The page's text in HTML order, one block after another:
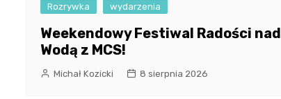
Rozrywka wydarzenia
Weekendowy Festiwal Radości nad
Wodą z MCS!
Michał Kozicki 8 sierpnia 2026